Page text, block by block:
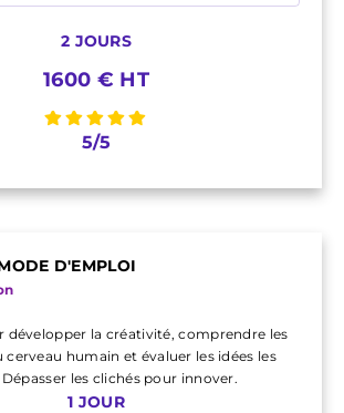
2 JOURS
1600 € HT
5/5
D'EMPLOI
développer la créativité, comprendre les
cerveau humain et évaluer les idées les
les clichés pour innover.
1 JOUR